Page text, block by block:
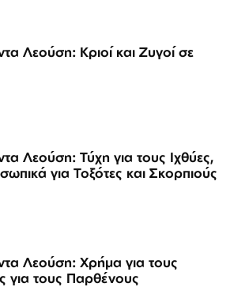
Λεούση: Κριοί και Ζυγοί σε
Λεούση: Τύχη για τους Ιχθύες,
για Τοξότες και Σκορπιούς
Λεούση: Χρήμα για τους
για τους Παρθένους